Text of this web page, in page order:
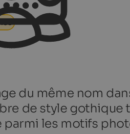
du même nom
de style gothique
les motifs